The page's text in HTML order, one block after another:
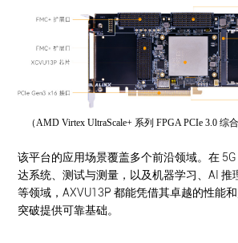
（AMD Virtex UltraScale+ 系列 FPGA PCIe 3.0 综
该平台的应用场景覆盖多个前沿领域。在
达系统、测试与测量，以及机器学习、AI 推
等领域，AXVU13P都能凭借其卓越的性能
突破提供可靠基础。